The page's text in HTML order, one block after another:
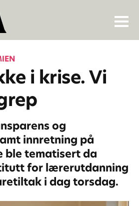
i krise. Vi
og
innretning på
ble tematisert da
for lærerutdanning
i dag torsdag.